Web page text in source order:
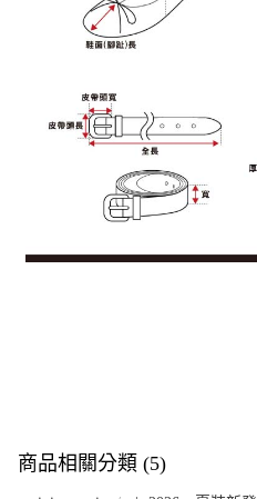
商品相關分類 (5)